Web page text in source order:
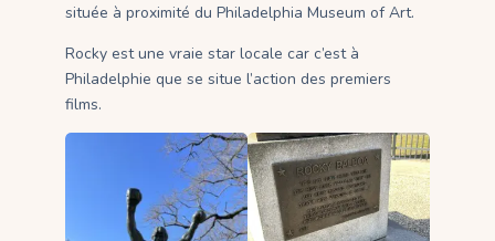
située à proximité du Philadelphia Museum of Art.
Rocky est une vraie star locale car c’est à
Philadelphie que se situe l’action des premiers
films.